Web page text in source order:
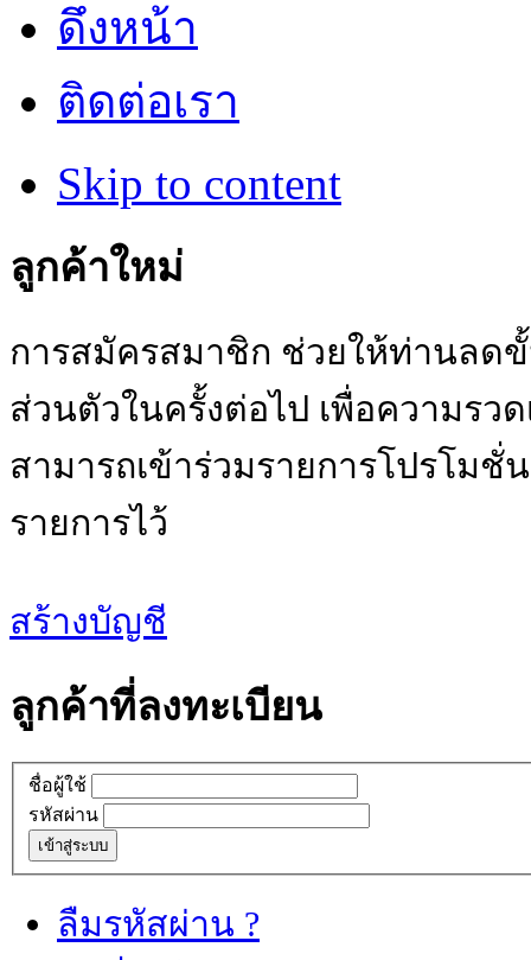
ดึงหน้า
ติดต่อเรา
Skip to content
ลูกค้าใหม่
การสมัครสมาชิก ช่วยให้ท่านลด
ส่วนตัวในครั้งต่อไป เพื่อความรว
สามารถเข้าร่วมรายการโปรโมชั่
รายการไว้
สร้างบัญชี
ลูกค้าที่ลงทะเบียน
ชื่อผู้ใช้
รหัสผ่าน
เข้าสู่ระบบ
ลืมรหัสผ่าน ?